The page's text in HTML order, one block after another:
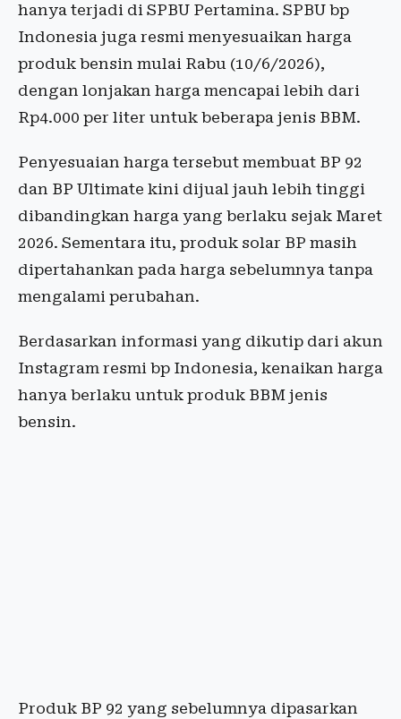
hanya terjadi di SPBU Pertamina. SPBU bp
Indonesia juga resmi menyesuaikan harga
produk bensin mulai Rabu (10/6/2026),
dengan lonjakan harga mencapai lebih dari
Rp4.000 per liter untuk beberapa jenis BBM.
Penyesuaian harga tersebut membuat BP 92
dan BP Ultimate kini dijual jauh lebih tinggi
dibandingkan harga yang berlaku sejak Maret
2026. Sementara itu, produk solar BP masih
dipertahankan pada harga sebelumnya tanpa
mengalami perubahan.
Berdasarkan informasi yang dikutip dari akun
Instagram resmi bp Indonesia, kenaikan harga
hanya berlaku untuk produk BBM jenis
bensin.
Produk BP 92 yang sebelumnya dipasarkan